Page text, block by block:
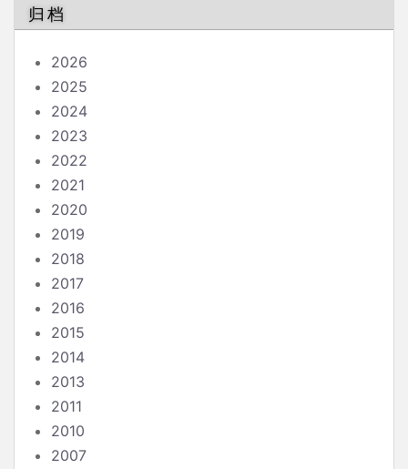
归档
2026
2025
2024
2023
2022
2021
2020
2019
2018
2017
2016
2015
2014
2013
2011
2010
2007